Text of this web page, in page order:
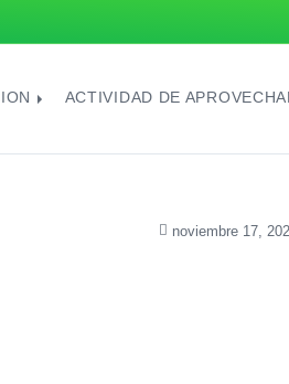
ACTIVIDAD DE
noviembre 17,